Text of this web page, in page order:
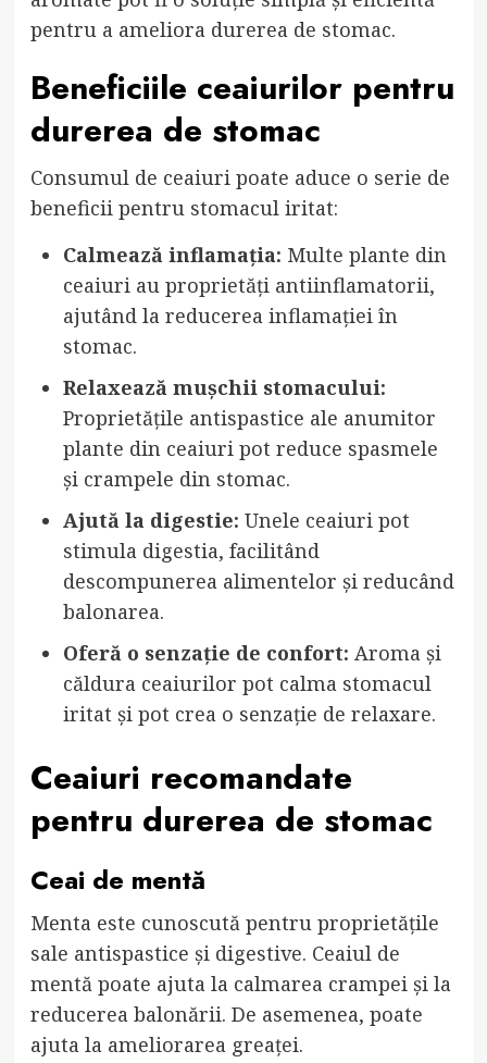
pentru a ameliora durerea de stomac.
Beneficiile ceaiurilor pentru
durerea de stomac
Consumul de ceaiuri poate aduce o serie de
beneficii pentru stomacul iritat:
Calmează inflamația: Multe plante din
ceaiuri au proprietăți antiinflamatorii,
ajutând la reducerea inflamației în
stomac.
Relaxează mușchii stomacului:
Proprietățile antispastice ale anumitor
plante din ceaiuri pot reduce spasmele
și crampele din stomac.
Ajută la digestie: Unele ceaiuri pot
stimula digestia, facilitând
descompunerea alimentelor și reducând
balonarea.
Oferă o senzație de confort: Aroma și
căldura ceaiurilor pot calma stomacul
iritat și pot crea o senzație de relaxare.
Ceaiuri recomandate
pentru durerea de stomac
Ceai de mentă
Menta este cunoscută pentru proprietățile
sale antispastice și digestive. Ceaiul de
mentă poate ajuta la calmarea crampei și la
reducerea balonării. De asemenea, poate
ajuta la ameliorarea greaței.